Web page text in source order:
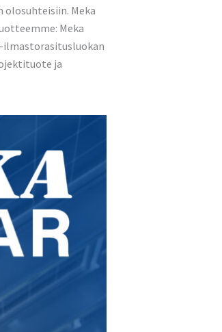
Meka
Meka
ilmastorasitusluokan
ja